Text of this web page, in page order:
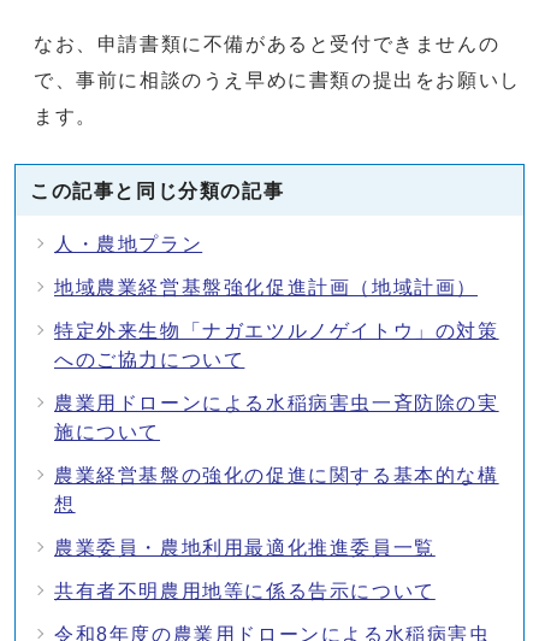
なお、申請書類に不備があると受付できませんの
で、事前に相談のうえ早めに書類の提出をお願いし
ます。
この記事と同じ分類の記事
人・農地プラン
地域農業経営基盤強化促進計画（地域計画）
特定外来生物「ナガエツルノゲイトウ」の対策
へのご協力について
農業用ドローンによる水稲病害虫一斉防除の実
施について
農業経営基盤の強化の促進に関する基本的な構
想
農業委員・農地利用最適化推進委員一覧
共有者不明農用地等に係る告示について
令和8年度の農業用ドローンによる水稲病害虫